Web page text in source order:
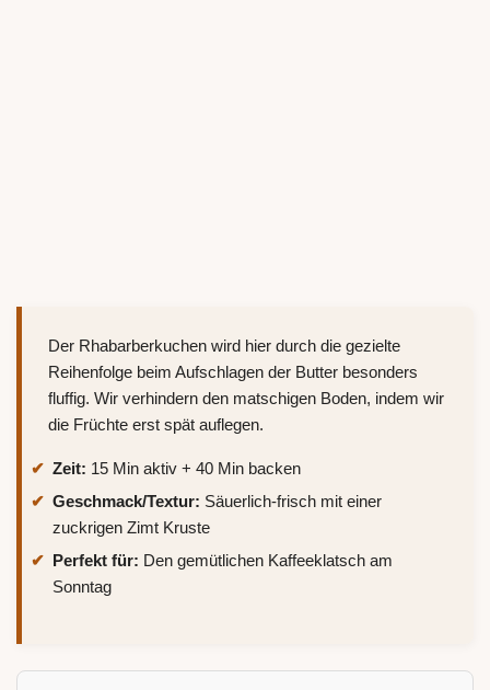
Der Rhabarberkuchen wird hier durch die gezielte
Reihenfolge beim Aufschlagen der Butter besonders
fluffig. Wir verhindern den matschigen Boden, indem wir
die Früchte erst spät auflegen.
Zeit: 15 Min aktiv + 40 Min backen
Geschmack/Textur: Säuerlich-frisch mit einer
zuckrigen Zimt Kruste
Perfekt für: Den gemütlichen Kaffeeklatsch am
Sonntag